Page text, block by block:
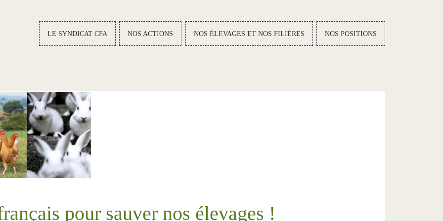
Navigation
LE SYNDICAT CFA NOS ACTIONS NOS ÉLEVAGES ET NOS FILIÈRES NOS POSITIONS
pour sauver nos élevages !